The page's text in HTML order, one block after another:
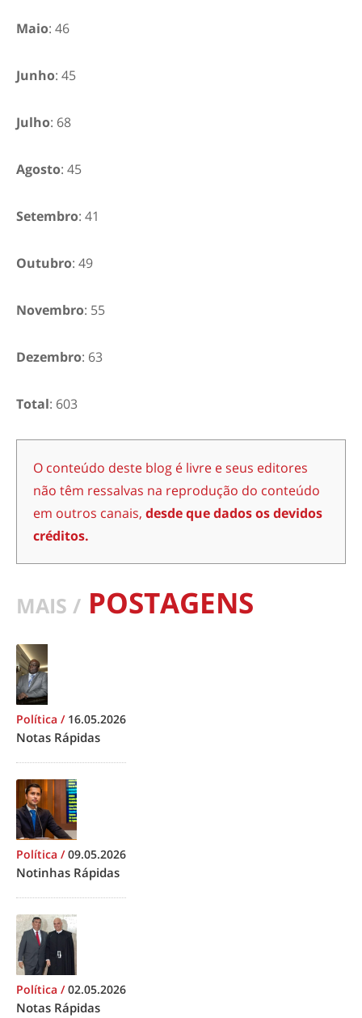
Maio: 46
Junho: 45
Julho: 68
Agosto: 45
Setembro: 41
Outubro: 49
Novembro: 55
Dezembro: 63
Total: 603
O conteúdo deste blog é livre e seus editores
não têm ressalvas na reprodução do conteúdo
em outros canais, desde que dados os devidos
créditos.
MAIS / POSTAGENS
Política / 16.05.2026
Notas Rápidas
Política /09.05.2026
Notinhas Rápidas
Política /02.05.2026
Notas Rápidas